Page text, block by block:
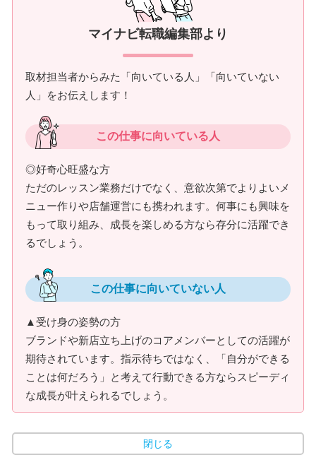
マイナビ転職編集部より
取材担当者からみた「向いている人」「向いていない
人」をお伝えします！
この仕事に向いている人
◎好奇心旺盛な方
ただのレッスン業務だけでなく、意欲次第でよりよいメ
ニュー作りや店舗運営にも携われます。何事にも興味を
もって取り組み、成長を楽しめる方なら存分に活躍でき
るでしょう。
この仕事に向いていない人
▲受け身の姿勢の方
ブランドや新店立ち上げのコアメンバーとしての活躍が
期待されています。指示待ちではなく、「自分ができる
ことは何だろう」と考えて行動できる方ならスピーディ
な成長が叶えられるでしょう。
閉じる